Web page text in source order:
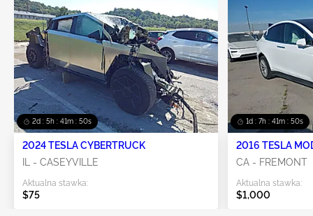
2d : 5h : 41m : 49s
2024 TESLA CYBERTRUCK
IL - CASEYVILLE
Aktualna stawka:
$75
1d : 7h : 41m : 49s
2016 TESLA
CA - FREMONT
Aktualna stawka:
$1,000